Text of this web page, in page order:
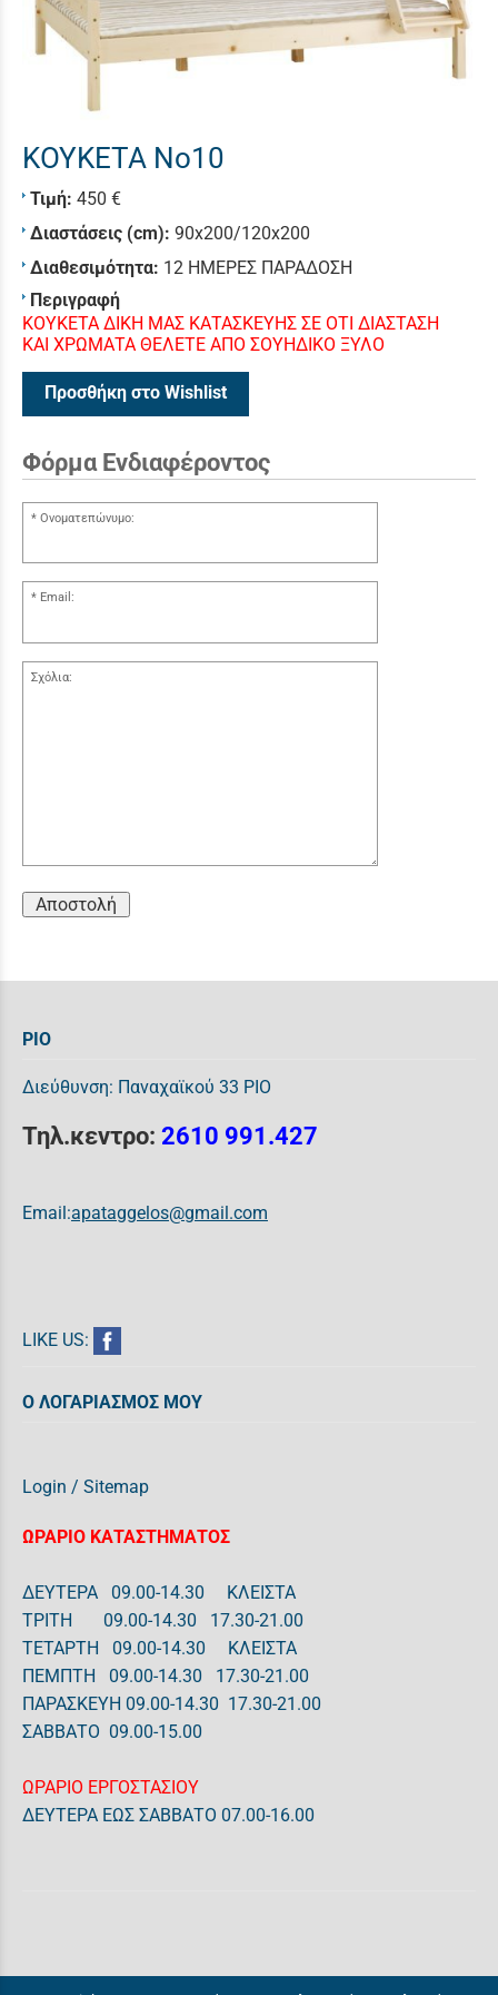
KOYKETA No10
Τιμή: 450 €
Διαστάσεις (cm): 90x200/120x200
Διαθεσιμότητα: 12 ΗΜΕΡΕΣ ΠΑΡΑΔΟΣΗ
Περιγραφή
ΚΟΥΚΕΤΑ ΔΙΚΗ ΜΑΣ ΚΑΤΑΣΚΕΥΗΣ ΣΕ ΟΤΙ ΔΙΑΣΤΑΣΗ
ΚΑΙ ΧΡΩΜΑΤΑ ΘΕΛΕΤΕ ΑΠΟ ΣΟΥΗΔΙΚΟ ΞΥΛΟ
Προσθήκη στο Wishlist
Φόρμα Ενδιαφέροντος
Ονοματεπώνυμο:
Email:
Σχόλια:
Αποστολή
ΡΙΟ
Διεύθυνση: Παναχαϊκού 33 ΡΙΟ
Τηλ.κεντρο: 2610 991.427
Email:apataggelos@gmail.com
LIKE US:
Ο ΛΟΓΑΡΙΑΣΜΟΣ ΜΟΥ
Login / Sitemap
ΩΡΑΡΙΟ ΚΑΤΑΣΤΗΜΑΤΟΣ
ΔΕΥΤΕΡΑ 09.00-14.30 ΚΛΕΙΣΤΑ
ΤΡΙΤΗ 09.00-14.30 17.30-21.00
ΤΕΤΑΡΤΗ 09.00-14.30 ΚΛΕΙΣΤΑ
ΠΕΜΠΤΗ 09.00-14.30 17.30-21.00
ΠΑΡΑΣΚΕΥΗ 09.00-14.30 17.30-21.00
ΣΑΒΒΑΤΟ 09.00-15.00
ΩΡΑΡΙΟ ΕΡΓΟΣΤΑΣΙΟΥ
ΔΕΥΤΕΡΑ ΕΩΣ ΣΑΒΒΑΤΟ 07.00-16.00